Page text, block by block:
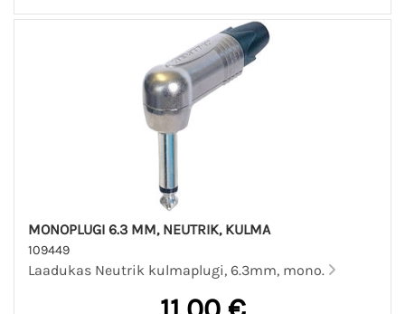
MONOPLUGI 6.3 MM, NEUTRIK, KULMA
109449
Laadukas Neutrik kulmaplugi, 6.3mm, mono.